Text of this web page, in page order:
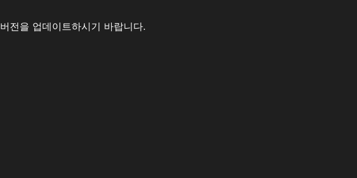
전을 업데이트하시기 바랍니다.